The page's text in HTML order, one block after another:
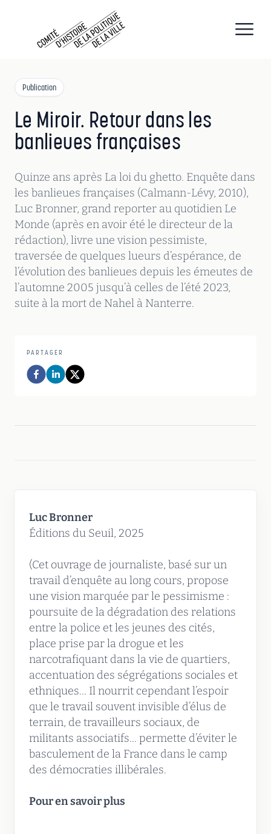
Publication
Le Miroir. Retour dans les
banlieues françaises
Quinze ans après La loi du ghetto. Enquête dans
les banlieues françaises (Calmann-Lévy, 2010),
Luc Bronner, grand reporter au quotidien Le
Monde (après en avoir été le directeur de la
rédaction), livre une vision pessimiste,
traversée de quelques lueurs d’espérance, de
l’évolution des banlieues depuis les émeutes de
l’automne 2005 jusqu’à celles de l’été 2023,
suite à la mort de Nahel à Nanterre.
PARTAGER
Luc Bronner
Éditions du Seuil, 2025
(Cet ouvrage de journaliste, basé sur un
travail d’enquête au long cours, propose
une vision marquée par le pessimisme :
poursuite de la dégradation des relations
entre la police et les jeunes des cités,
place prise par la drogue et les
narcotrafiquant dans la vie de quartiers,
accentuation des ségrégations sociales et
ethniques... Il nourrit cependant l’espoir
que le travail souvent invisible d’élus de
terrain, de travailleurs sociaux, de
militants associatifs... permette d’éviter le
basculement de la France dans le camp
des démocraties illibérales.
Pour en savoir plus